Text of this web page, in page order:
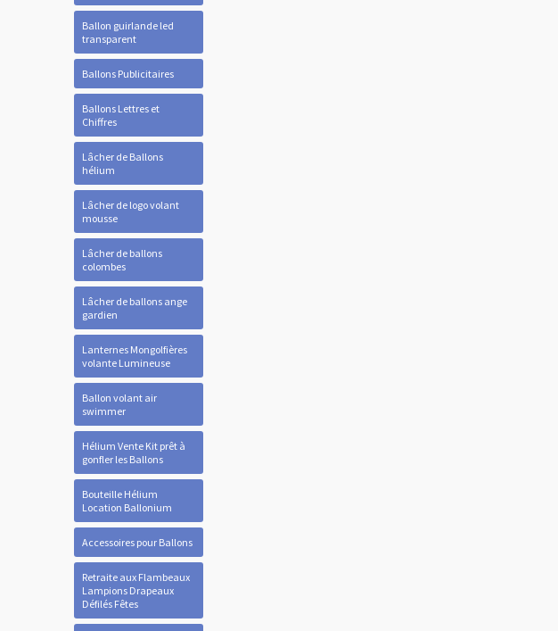
Ballon guirlande led
transparent
Ballons Publicitaires
Ballons Lettres et
Chiffres
Lâcher de Ballons
hélium
Lâcher de logo volant
mousse
Lâcher de ballons
colombes
Lâcher de ballons ange
gardien
Lanternes Mongolfières
volante Lumineuse
Ballon volant air
swimmer
Hélium Vente Kit prêt à
gonfler les Ballons
Bouteille Hélium
Location Ballonium
Accessoires pour Ballons
Retraite aux Flambeaux
Lampions Drapeaux
Défilés Fêtes